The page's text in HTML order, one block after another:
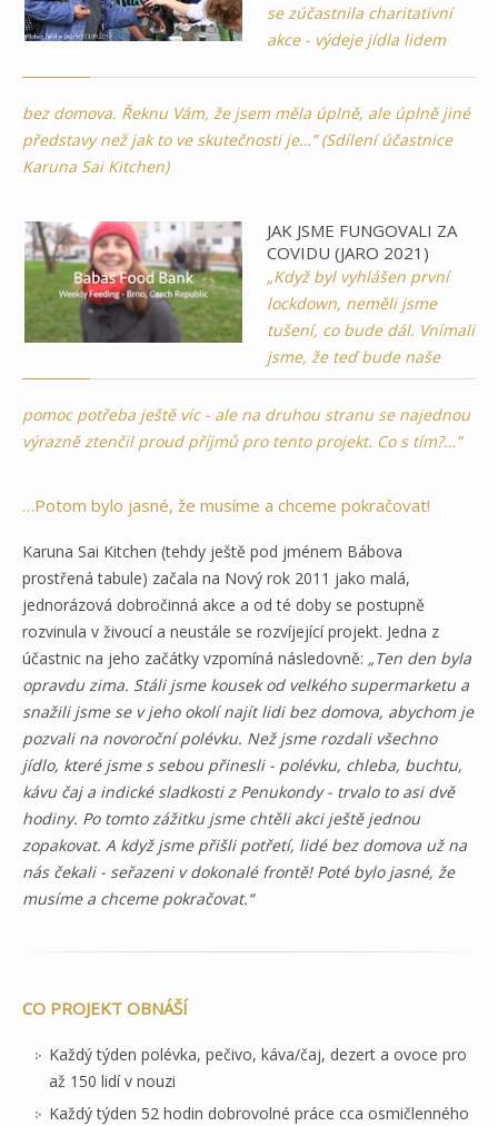
se zúčastnila charitativní
akce - výdeje jídla lidem
bez domova. Řeknu Vám, že jsem měla úplně, ale úplně jiné
představy než jak to ve skutečnosti je…” (Sdílení účastnice
Karuna Sai Kitchen)
JAK JSME FUNGOVALI ZA
COVIDU (JARO 2021)
„Když byl vyhlášen první
lockdown, neměli jsme
tušení, co bude dál. Vnímali
jsme, že teď bude naše
pomoc potřeba ještě víc - ale na druhou stranu se najednou
výrazně ztenčil proud příjmů pro tento projekt. Co s tím?…”
…Potom bylo jasné, že musíme a chceme pokračovat!
Karuna Sai Kitchen (tehdy ještě pod jménem Bábova
prostřená tabule) začala na Nový rok 2011 jako malá,
jednorázová dobročinná akce a od té doby se postupně
rozvinula v živoucí a neustále se rozvíjející projekt. Jedna z
účastnic na jeho začátky vzpomíná následovně: „Ten den byla
opravdu zima. Stáli jsme kousek od velkého supermarketu a
snažili jsme se v jeho okolí najít lidi bez domova, abychom je
pozvali na novoroční polévku. Než jsme rozdali všechno
jídlo, které jsme s sebou přinesli - polévku, chleba, buchtu,
kávu čaj a indické sladkosti z Penukondy - trvalo to asi dvě
hodiny. Po tomto zážitku jsme chtěli akci ještě jednou
zopakovat. A když jsme přišli potřetí, lidé bez domova už na
nás čekali - seřazeni v dokonalé frontě! Poté bylo jasné, že
musíme a chceme pokračovat.“
CO PROJEKT OBNÁŠÍ
Každý týden polévka, pečivo, káva/čaj, dezert a ovoce pro
až 150 lidí v nouzi
Každý týden 52 hodin dobrovolné práce cca osmičlenného